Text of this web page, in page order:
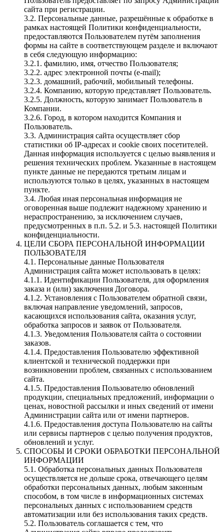
сайта при регистрации.
3.2. Персональные данные, разрешённые к обработке в
рамках настоящей Политики конфиденциальности,
предоставляются Пользователем путём заполнения
формы на сайте в соответствующем разделе и включают
в себя следующую информацию:
3.2.1. фамилию, имя, отчество Пользователя;
3.2.2. адрес электронной почты (e-mail);
3.2.3. домашний, рабочий, мобильный телефоны.
3.2.4. Компанию, которую представляет Пользователь.
3.2.5. Должность, которую занимает Пользователь в
Компании.
3.2.6. Город, в котором находится Компания и
Пользователь.
3.3. Администрация сайта осуществляет сбор
статистики об IP-адресах и cookie своих посетителей.
Данная информация используется с целью выявления и
решения технических проблем. Указанные в настоящем
пункте данные не передаются третьим лицам и
используются только в целях, указанных в настоящем
пункте.
3.4. Любая иная персональная информация не
оговоренная выше подлежит надежному хранению и
нераспространению, за исключением случаев,
предусмотренных в п.п. 5.2. и 5.3. настоящей Политики
конфиденциальности.
ЦЕЛИ СБОРА ПЕРСОНАЛЬНОЙ ИНФОРМАЦИИ
ПОЛЬЗОВАТЕЛЯ
4.1. Персональные данные Пользователя
Администрация сайта может использовать в целях:
4.1.1. Идентификации Пользователя, для оформления
заказа и (или) заключения Договора.
4.1.2. Установления с Пользователем обратной связи,
включая направление уведомлений, запросов,
касающихся использования сайта, оказания услуг,
обработка запросов и заявок от Пользователя.
4.1.3. Уведомления Пользователя сайта о состоянии
заказов.
4.1.4. Предоставления Пользователю эффективной
клиентской и технической поддержки при
возникновении проблем, связанных с использованием
сайта.
4.1.5. Предоставления Пользователю обновлений
продукции, специальных предложений, информации о
ценах, новостной рассылки и иных сведений от имени
Администрации сайта или от имени партнеров.
4.1.6. Предоставления доступа Пользователю на сайты
или сервисы партнеров с целью получения продуктов,
обновлений и услуг.
СПОСОБЫ И СРОКИ ОБРАБОТКИ ПЕРСОНАЛЬНОЙ
ИНФОРМАЦИИ
5.1. Обработка персональных данных Пользователя
осуществляется не дольше срока, отвечающего целям
обработки персональных данных, любым законным
способом, в том числе в информационных системах
персональных данных с использованием средств
автоматизации или без использования таких средств.
5.2. Пользователь соглашается с тем, что